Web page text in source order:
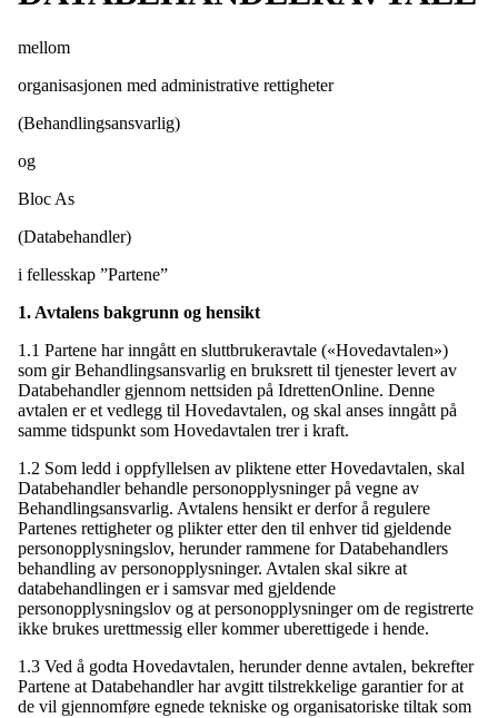
mellom
organisasjonen med administrative rettigheter
(Behandlingsansvarlig)
og
Bloc As
(Databehandler)
i fellesskap ”Partene”
1. Avtalens bakgrunn og hensikt
1.1 Partene har inngått en sluttbrukeravtale («Hovedavtalen»)
som gir Behandlingsansvarlig en bruksrett til tjenester levert av
Databehandler gjennom nettsiden på IdrettenOnline. Denne
avtalen er et vedlegg til Hovedavtalen, og skal anses inngått på
samme tidspunkt som Hovedavtalen trer i kraft.
1.2 Som ledd i oppfyllelsen av pliktene etter Hovedavtalen, skal
Databehandler behandle personopplysninger på vegne av
Behandlingsansvarlig. Avtalens hensikt er derfor å regulere
Partenes rettigheter og plikter etter den til enhver tid gjeldende
personopplysningslov, herunder rammene for Databehandlers
behandling av personopplysninger. Avtalen skal sikre at
databehandlingen er i samsvar med gjeldende
personopplysningslov og at personopplysninger om de registrerte
ikke brukes urettmessig eller kommer uberettigede i hende.
1.3 Ved å godta Hovedavtalen, herunder denne avtalen, bekrefter
Partene at Databehandler har avgitt tilstrekkelige garantier for at
de vil gjennomføre egnede tekniske og organisatoriske tiltak som